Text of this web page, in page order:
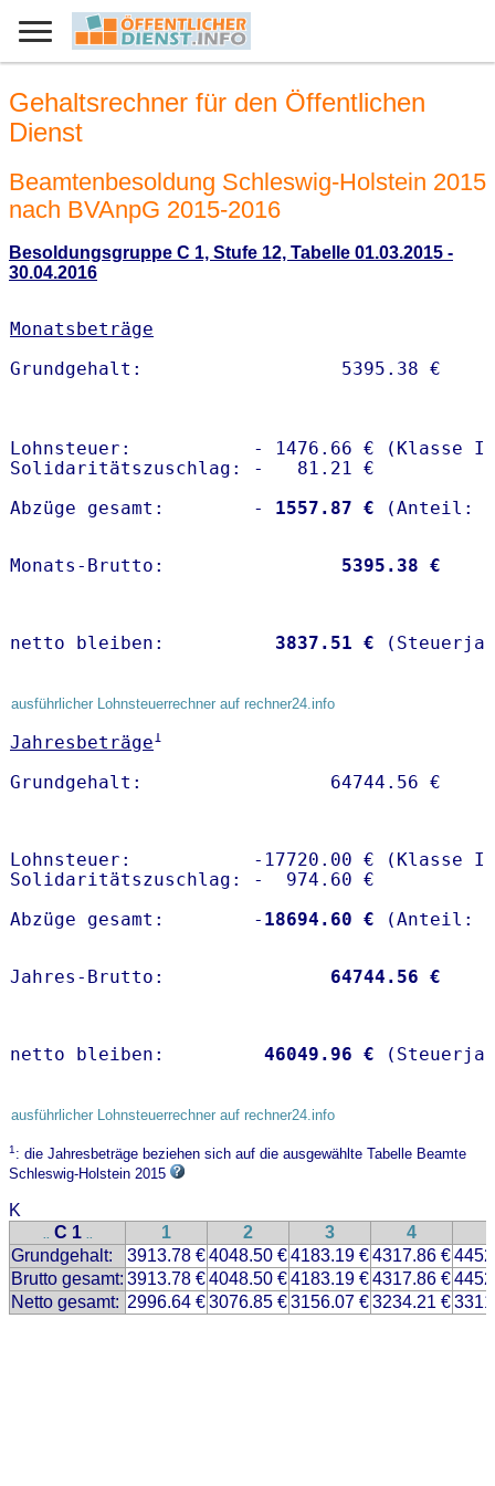
Gehaltsrechner für den Öffentlichen
Dienst
Beamtenbesoldung Schleswig-Holstein 2015
nach BVAnpG 2015-2016
Besoldungsgruppe C 1, Stufe 12, Tabelle 01.03.2015 -
30.04.2016
Monatsbeträge
Lohnsteuer:           - 1476.66 € (Klasse I)
Solidaritätszuschlag: -   81.21 €
Abzüge gesamt:        -
1557.87 €
Monats-Brutto: 5395.38 €
netto bleiben: 3837.51 €
ausführlicher Lohnsteuerrechner auf rechner24.info
Jahresbeträge1
Lohnsteuer:           -17720.00 € (Klasse I)
Solidaritätszuschlag: -  974.60 €
Abzüge gesamt:        - 18694.60 €
Jahres-Brutto: 64744.56 €
netto bleiben: 46049.96 €
ausführlicher Lohnsteuerrechner auf rechner24.info
1: die Jahresbeträge beziehen sich auf die ausgewählte Tabelle Beamte
Schleswig-Holstein 2015
K
.. C 1 .. 1 2 3 4
Grundgehalt:
3913.78 €4048.50 €4183.19 €4317.86 €
Brutto gesamt: 3913.78 €4048.50 €4183.19 €4317.86 €
Netto gesamt: 2996.64 €3076.85 €3156.07 €3234.21 €